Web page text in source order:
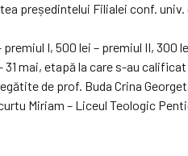
președintelui Filialei conf.
I, 500 lei – premiul II, 300
mai, etapă la care s-au
de prof. Buda Crina
Miriam – Liceul Teologic